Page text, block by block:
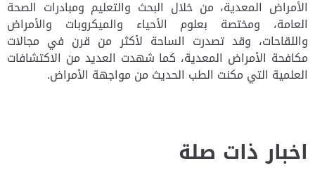
الأمراض المعدية، من خلال البحث والتعليم ومبادرات الصحة
العامة، ومختصة بعلوم الأحياء والميكروبات والأمراض
واللقاحات، وقد تصدرت الساحة لأكثر من قرن في مجالات
مكافحة الأمراض المعدية، كما شهدت العديد من الاكتشافات
العلمية التي مكنت الطب الحديث من مواجهة الأمراض.
اخبار ذات صلة